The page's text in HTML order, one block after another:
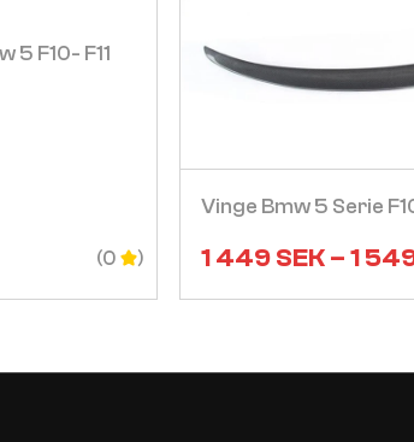
5 F10- F11
(0
Vinge Bmw 5 Serie
1 449SEK –1